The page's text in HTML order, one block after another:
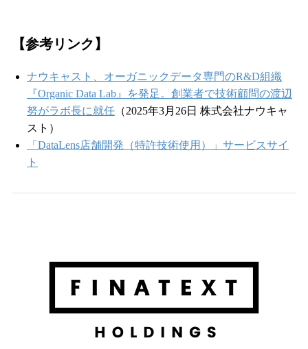
【参考リンク】
ナウキャスト、オーガニックデータ専門のR&D組織
『Organic Data Lab』を発足。創業者で技術顧問の渡辺
努がラボ長に就任 （2025年3月26日 株式会社ナウキャ
スト）
「DataLens店舗開発（特許技術使用）」サービスサイ
ト